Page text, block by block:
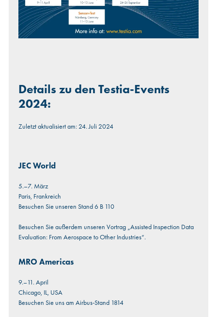
Details zu den Testia-Events
2024:
Zuletzt aktualisiert am: 24. Juli 2024
JEC World
5.–7. März
Paris, Frankreich
Besuchen Sie unseren Stand 6 B 110
Besuchen Sie außerdem unseren Vortrag „Assisted Inspection Data
Evaluation: From Aerospace to Other Industries“.
MRO Americas
9.–11. April
Chicago, IL, USA
Besuchen Sie uns am Airbus-Stand 1814